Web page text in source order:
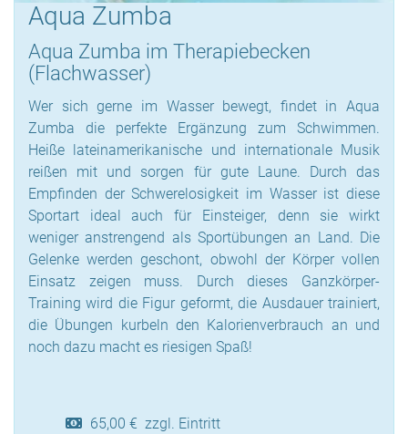
Aqua Zumba
Aqua Zumba im Therapiebecken
(Flachwasser)
Wer sich gerne im Wasser bewegt, findet in Aqua
Zumba die perfekte Ergänzung zum Schwimmen.
Heiße lateinamerikanische und internationale Musik
reißen mit und sorgen für gute Laune. Durch das
Empfinden der Schwerelosigkeit im Wasser ist diese
Sportart ideal auch für Einsteiger, denn sie wirkt
weniger anstrengend als Sportübungen an Land. Die
Gelenke werden geschont, obwohl der Körper vollen
Einsatz zeigen muss. Durch dieses Ganzkörper-
Training wird die Figur geformt, die Ausdauer trainiert,
die Übungen kurbeln den Kalorienverbrauch an und
noch dazu macht es riesigen Spaß!
65,00 € zzgl. Eintritt